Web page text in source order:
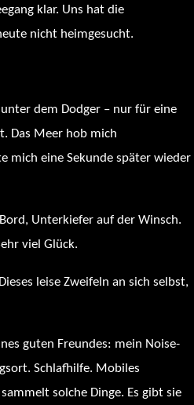
klar. Uns hat die
nicht heimgesucht.
dem Dodger – nur für eine
Das Meer hob mich
mich eine Sekunde später wieder
Unterkiefer auf der Winsch.
viel Glück.
leise Zweifeln an sich selbst,
guten Freundes: mein Noise-
Schlafhilfe. Mobiles
solche Dinge. Es gibt sie